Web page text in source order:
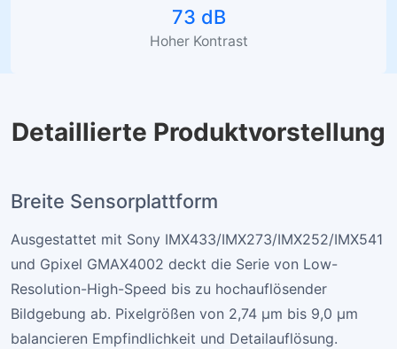
73 dB
Hoher Kontrast
Detaillierte Produktvorstellung
Breite Sensorplattform
Ausgestattet mit Sony IMX433/IMX273/IMX252/IMX541
und Gpixel GMAX4002 deckt die Serie von Low-
Resolution-High-Speed bis zu hochauflösender
Bildgebung ab. Pixelgrößen von 2,74 µm bis 9,0 µm
balancieren Empfindlichkeit und Detailauflösung.